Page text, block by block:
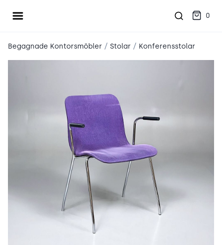
Öppna meny 0
Begagnade Kontorsmöbler / Stolar / Konferensstolar